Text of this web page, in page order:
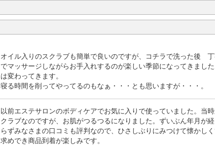
オイル入りのスクラブも簡単で良いのですが、コチラで洗った後
でマッサージしながらお手入れするのが楽しい季節になってきまし
は変わってきます。
寝る時間を削ってやってるのもなぁ・・・とも思いますが・・・。
以前エステサロンのボディケアでお気に入りで使っていました。当
クラブなのですが、お肌がつるつるになりました。ずいぶん年月が
らずみなさまの口コミも評判なので、ひさしぶりにみつけて懐かし
求めでき商品到着が楽しみです。